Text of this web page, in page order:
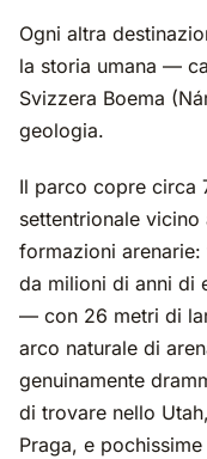
Ogni altra
la storia umana —
Svizzera Boema
geologia.
Il parco copre circa
settentrionale
formazioni
da milioni di anni di
— con 26 metri di
arco naturale di
genuinamente
di trovare nello
Praga, e